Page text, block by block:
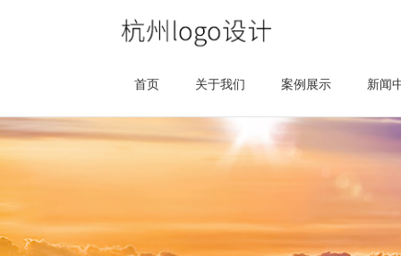
首页 关于我们 案例展示 新闻